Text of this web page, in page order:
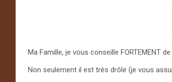
Ma Famille, je vous conseille FORTEMENT
Non seulement il est très drôle (je vous